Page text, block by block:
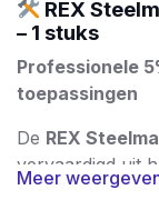
REX
– 1 stuks
Professionele
toepassingen
De REX
vervaardigd uit
Meer